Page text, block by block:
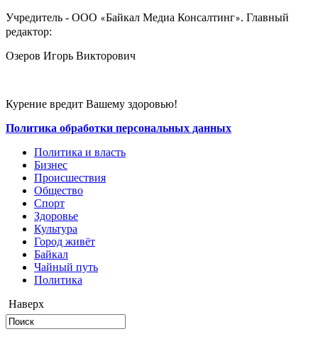
Учредитель - ООО «Байкал Медиа Консалтинг». Главный
редактор:
Озеров Игорь Викторович
Курение вредит Вашему здоровью!
Политика обработки персональных данных
Политика и власть
Бизнес
Происшествия
Общество
Cпорт
Здоровье
Культура
Город живёт
Байкал
Чайный путь
Политика
Наверх